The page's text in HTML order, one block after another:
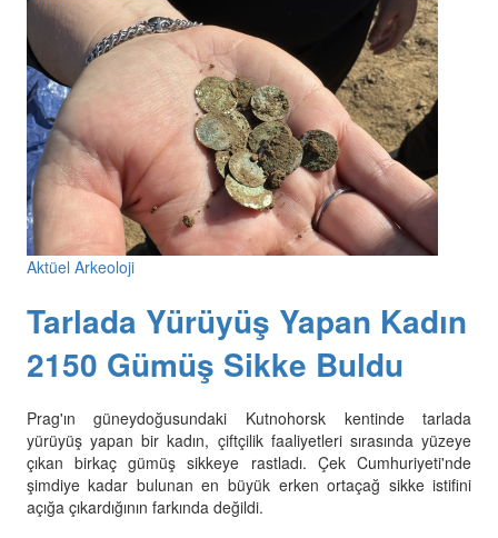
Aktüel Arkeoloji
Tarlada Yürüyüş Yapan Kadın
2150 Gümüş Sikke Buldu
Prag'ın güneydoğusundaki Kutnohorsk kentinde tarlada
yürüyüş yapan bir kadın, çiftçilik faaliyetleri sırasında yüzeye
çıkan birkaç gümüş sikkeye rastladı. Çek Cumhuriyeti'nde
şimdiye kadar bulunan en büyük erken ortaçağ sikke istifini
açığa çıkardığının farkında değildi.